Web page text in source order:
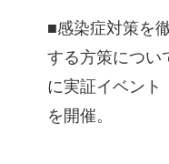
■感染症対策を
する方策につい
に実証イベント
を開催。